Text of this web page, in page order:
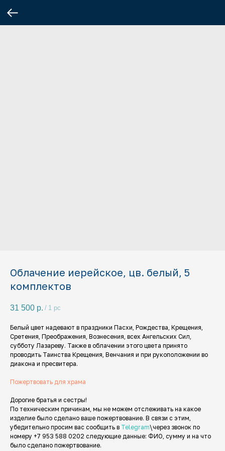
Облачение иерейское, цв. белый, 5
комплектов
31 500 р. / 1 pc
Белый цвет надевают в праздники Пасхи, Рождества, Крещения,
Сретения, Преображения, Вознесения, всех Ангельских Сил,
субботу Лазареву. Также в облачении этого цвета принято
проводить Таинства Крещения, Венчания и при рукоположении во
диакона и пресвитера.
Пожертвовать для храма
Дорогие братья и сестры!
По техническим причинам, мы не можем отслеживать на какое
изделие было сделано ваше пожертвование. В связи с этим,
убедительно просим вас сообщить в Telegram\через звонок по
номеру +7 953 588 0202 следующие данные: ФИО, сумму и на что
было сделано пожертвование.